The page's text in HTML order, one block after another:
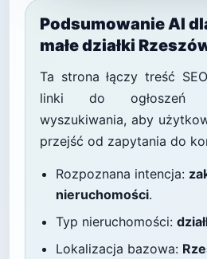
Podsumowanie AI
małe działki
Ta strona łączy treść
linki do ogłoszeń
wyszukiwania, aby
przejść od zapytania do
Rozpoznana intencja:
nieruchomości.
Typ nieruchomości:
Lokalizacja bazowa: